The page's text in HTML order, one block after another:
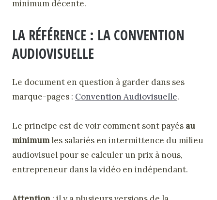
minimum décente.
LA RÉFÉRENCE : LA CONVENTION
AUDIOVISUELLE
Le document en question à garder dans ses
marque-pages : Convention Audiovisuelle.
Le principe est de voir comment sont payés au
minimumles salariés en intermittence du milieu
audiovisuel pour se calculer un prix à nous,
entrepreneur dans la vidéo en indépendant.